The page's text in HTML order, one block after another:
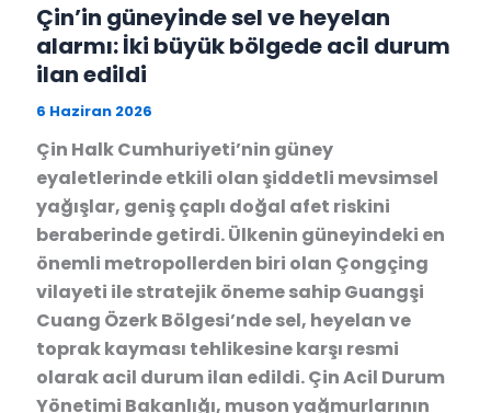
Çin’in güneyinde sel ve heyelan
alarmı: İki büyük bölgede acil durum
ilan edildi
6 Haziran 2026
Çin Halk Cumhuriyeti’nin güney
eyaletlerinde etkili olan şiddetli mevsimsel
yağışlar, geniş çaplı doğal afet riskini
beraberinde getirdi. Ülkenin güneyindeki en
önemli metropollerden biri olan Çongçing
vilayeti ile stratejik öneme sahip Guangşi
Cuang Özerk Bölgesi’nde sel, heyelan ve
toprak kayması tehlikesine karşı resmi
olarak acil durum ilan edildi. Çin Acil Durum
Yönetimi Bakanlığı, muson yağmurlarının